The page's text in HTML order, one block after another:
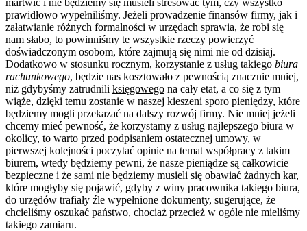
prawidłowo wypełniliśmy. Jeżeli prowadzenie finansów firmy, jak i
załatwianie różnych formalności w urzędach sprawia, że robi się
nam słabo, to powinniśmy te wszystkie rzeczy powierzyć
doświadczonym osobom, które zajmują się nimi nie od dzisiaj.
Dodatkowo w stosunku rocznym, korzystanie z usług takiego biura
rachunkowego, będzie nas kosztowało z pewnością znacznie mniej,
niż gdybyśmy zatrudnili księgowego na cały etat, a co się z tym
wiąże, dzięki temu zostanie w naszej kieszeni sporo pieniędzy, które
będziemy mogli przekazać na dalszy rozwój firmy. Nie mniej jeżeli
chcemy mieć pewność, że korzystamy z usług najlepszego biura w
okolicy, to warto przed podpisaniem ostatecznej umowy, w
pierwszej kolejności poczytać opinie na temat współpracy z takim
biurem, wtedy będziemy pewni, że nasze pieniądze są całkowicie
bezpieczne i że sami nie będziemy musieli się obawiać żadnych kar,
które mogłyby się pojawić, gdyby z winy pracownika takiego biura,
do urzędów trafiały źle wypełnione dokumenty, sugerujące, że
chcieliśmy oszukać państwo, chociaż przecież w ogóle nie mieliśmy
takiego zamiaru.